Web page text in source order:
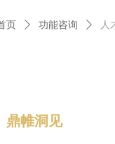
鼎帷洞见
页 ꄲ 功能咨询 ꄲ 人